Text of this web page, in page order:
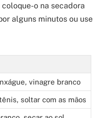
o na secadora
alguns minutos ou use
vinagre branco
soltar com as mãos